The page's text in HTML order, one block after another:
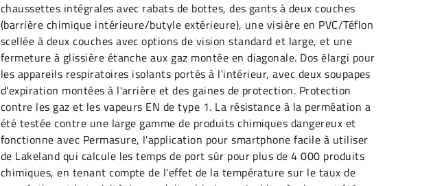
chaussettes intégrales avec rabats de bottes, des gants à deux couches
(barrière chimique intérieure/butyle extérieure), une visière en PVC/Téflon
scellée à deux couches avec options de vision standard et large, et une
fermeture à glissière étanche aux gaz montée en diagonale. Dos élargi pour
les appareils respiratoires isolants portés à l'intérieur, avec deux soupapes
d'expiration montées à l'arrière et des gaines de protection. Protection
contre les gaz et les vapeurs EN de type 1. La résistance à la perméation a
été testée contre une large gamme de produits chimiques dangereux et
fonctionne avec Permasure, l'application pour smartphone facile à utiliser
de Lakeland qui calcule les temps de port sûr pour plus de 4 000 produits
chimiques, en tenant compte de l'effet de la température sur le taux de